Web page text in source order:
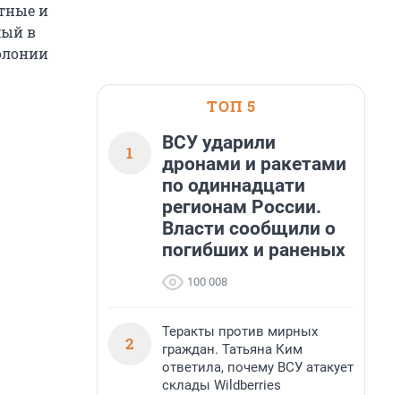
и
в
ТОП 5
1
ВСУ ударили
дронами и ракетами
по одиннадцати
регионам России.
Власти сообщили о
погибших и раненых
100 008
2
Теракты против мирных
граждан. Татьяна Ким
ответила, почему ВСУ атакует
склады Wildberries